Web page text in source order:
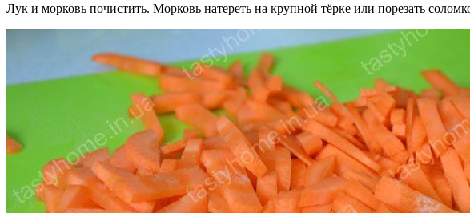
Лук и морковь почистить. Морковь натереть на крупной тёрке или порезать